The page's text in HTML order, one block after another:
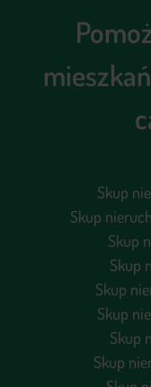
Skup
Skup
Skup
Skup
Skup
Skup
Skup
Skup